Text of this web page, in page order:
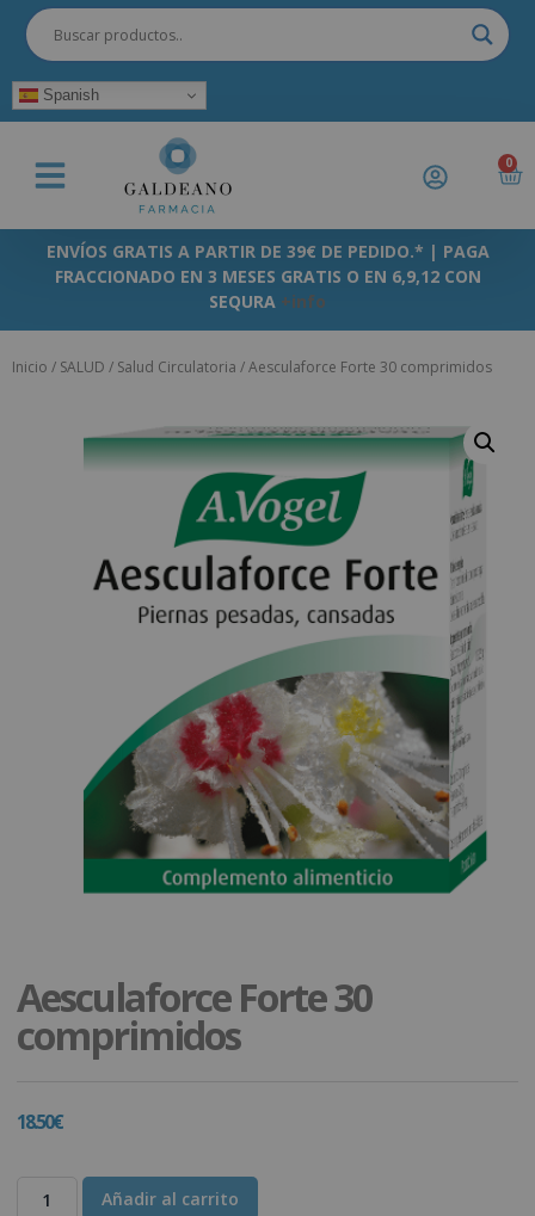
Spanish
0
ENVÍOS GRATIS A PARTIR DE 39€ DE PEDIDO.* | PAGA
FRACCIONADO EN 3 MESES GRATIS O EN 6,9,12 CON
SEQURA +info
Inicio / SALUD / Salud Circulatoria / Aesculaforce Forte 30 comprimidos
Aesculaforce Forte 30
comprimidos
18.50€
Añadir al carrito